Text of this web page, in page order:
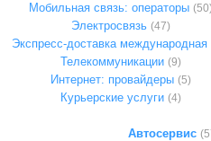
Мобильная связь: операторы
Электросвязь (47)
Экспресс-доставка международная
Телекоммуникации (9)
Интернет: провайдеры (5)
Курьерские услуги (4)
Автосервис